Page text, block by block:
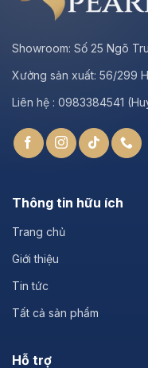
Showroom: Số 25 Ngõ
Xưởng sản xuất: 56/299
Liên hệ : 0983384541
Thông tin hữu ích
Trang chủ
Giới thiệu
Tin tức
Tất cả sản phẩm
Hỗ trợ